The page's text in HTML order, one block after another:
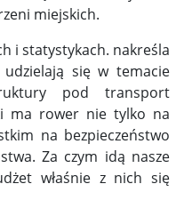
miejskich.
i statystykach. nakreśla
się w temacie
pod transport
ma rower nie tylko na
na bezpieczeństwo
Za czym idą nasze
właśnie z nich się